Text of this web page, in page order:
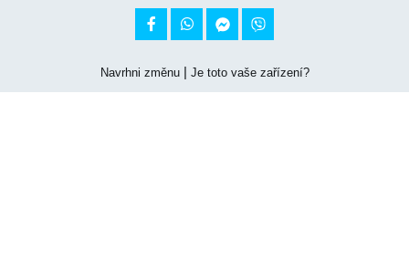
 
Navrhni změnu| Je toto vaše zařízení?